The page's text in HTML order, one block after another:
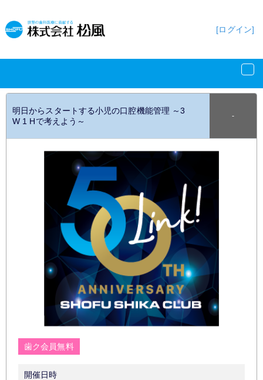
[ログイン]
明日からスタートする小児の口腔機能管理 ～3
W 1 Hで考えよう～
‐
歯ク会員無料
開催日時